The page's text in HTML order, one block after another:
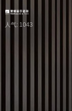
人气: 1043